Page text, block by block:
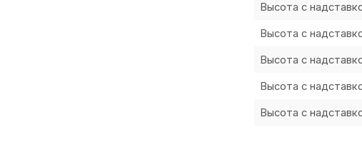
Высота с
Высота с
Высота с
Высота с
Высота с